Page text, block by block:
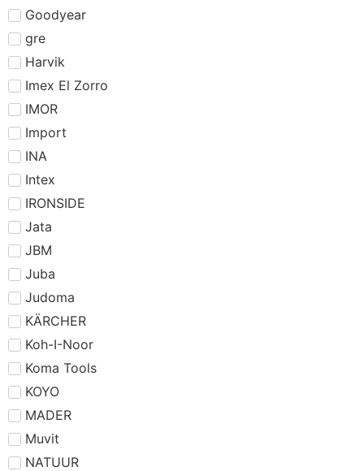
Goodyear
gre
Harvik
Imex El Zorro
IMOR
Import
INA
Intex
IRONSIDE
Jata
JBM
Juba
Judoma
KÄRCHER
Koh-I-Noor
Koma Tools
KOYO
MADER
Muvit
NATUUR